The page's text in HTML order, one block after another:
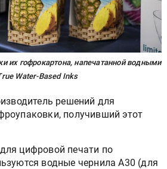
их гофрокартона, напечатанной водными
Water-Based Inks
решений для
получивший этот
цифровой печати по
водные чернила A30 (для